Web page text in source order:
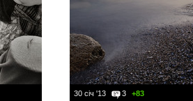
30 січ '13 3 +83